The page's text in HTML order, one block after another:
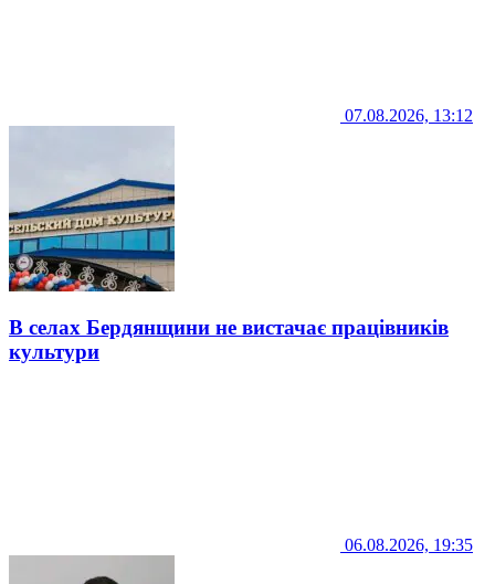
07.08.2026, 13:12
В селах Бердянщини не вистачає працівників
культури
06.08.2026, 19:35